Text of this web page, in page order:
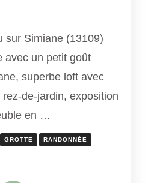
sur Simiane (13109)
avec un petit goût
superbe loft avec
de-jardin, exposition
en …
GROTTE RANDONNÉE